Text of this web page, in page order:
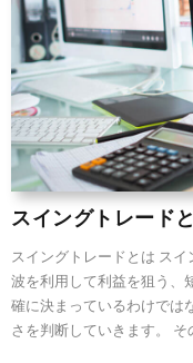
スイングトレード
スイングトレードとは ス
波を利用して利益を狙う、
確に決まっているわけでは
さを判断していきます。